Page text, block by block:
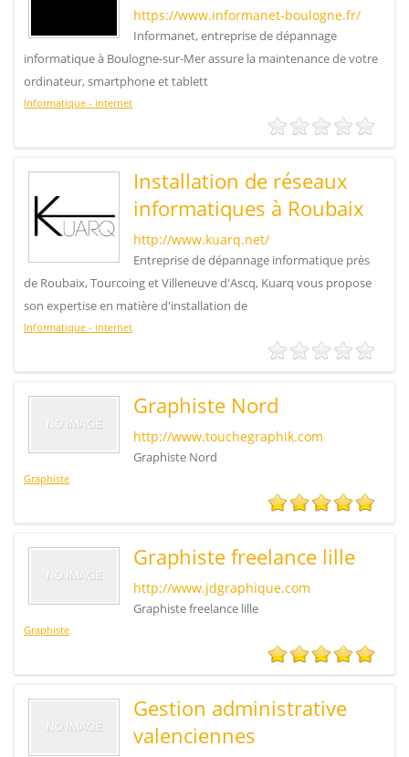
https://www.informanet-boulogne.fr/
Informanet, entreprise de dépannage
informatique à Boulogne-sur-Mer assure la maintenance de votre
ordinateur, smartphone et tablett
Informatique - internet
Installation de réseaux
informatiques à Roubaix
http://www.kuarq.net/
Entreprise de dépannage informatique près
de Roubaix, Tourcoing et Villeneuve d'Ascq, Kuarq vous propose
son expertise en matière d'installation de
Informatique - internet
Graphiste Nord
http://www.touchegraphik.com
Graphiste Nord
Graphiste
Graphiste freelance lille
http://www.jdgraphique.com
Graphiste freelance lille
Graphiste
Gestion administrative
valenciennes